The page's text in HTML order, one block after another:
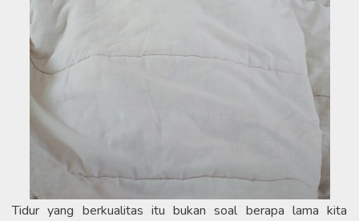
Tidur yang berkualitas itu bukan soal berapa lama kita